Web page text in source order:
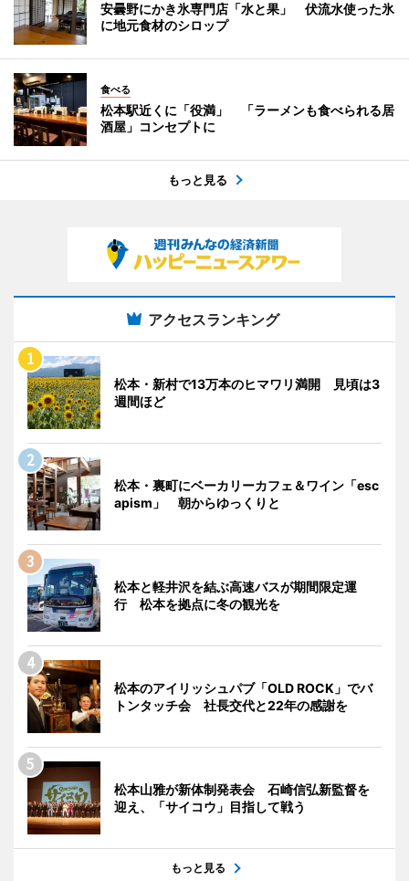
安曇野にかき氷専門店「水と果」 伏流水使った氷
に地元食材のシロップ
食べる
松本駅近くに「役満」 「ラーメンも食べられる居
酒屋」コンセプトに
もっと見る
アクセスランキング
松本・新村で13万本のヒマワリ満開 見頃は3
週間ほど
松本・裏町にベーカリーカフェ＆ワイン「esc
apism」 朝からゆっくりと
松本と軽井沢を結ぶ高速バスが期間限定運
行 松本を拠点に冬の観光を
松本のアイリッシュパブ「OLD ROCK」でバ
トンタッチ会 社長交代と22年の感謝を
松本山雅が新体制発表会 石崎信弘新監督を
迎え、「サイコウ」目指して戦う
もっと見る